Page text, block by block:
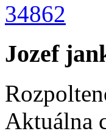
34862
Jozef
Aktuálna